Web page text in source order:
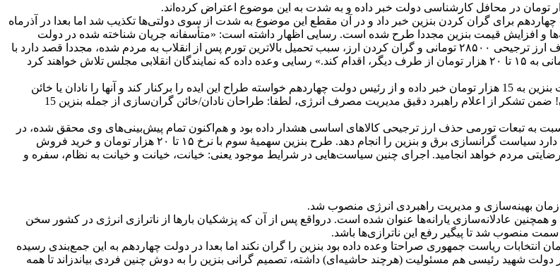
برای گران کردن بنزین خبر داد و در آن مقطع این موضوع به شدت از سوی دولتی‌ها تکذیب شد اما بعدا در آذرماه
افزایش قیمت بنزین مجددا طرح شده است. رسایی اظهار داشته است: «متأسفانه جریان شناخته شده در دولت
چهاردهم که راه‌حل را فقط در آزاد کردن و گران کردن می‌داند و پیش از این هم با حذف ارز ترجیحی ۲۸۵۰۰ تومانی و گران کردن ارز، سبب تحمیل بالاترین تورم پس از انقلاب به مردم شده، مجددا قصد دارد با
کاهش سهمیه بنزین ۱۵۰۰ و ۳۰۰ تومانی از یک طرف و افزایش قیمت بنزین ۵۰۰۰ تومانی به ۱۵ تا ۲۰ هزار تومان از طرف دیگر، اقدام کند.» رسایی وعده داده که نمایندگان انقلابی مجلس تلاش خواهند کرد
مالک شریعتی، از اعضای کمیسیون انرژی مجلس هم از طرح شدن ایده افزایش قیمت بنزین به 15 هزار تومان خبر داده و از رئیس دولت چهاردهم خواسته طراح این ایده را برکنار کند و آنها را نادان یا خائن
نامیده است. این عضو کمیسیون انرژی مجلس گفته است: «جناب آقای دکتر پزشکیان! ضمن تشکر از اعلام راهبرد دقیق مدیریت مصرف انرژی، لطفا: طراحان نادان/خائن گران‌سازی از جمله بنزین 15
تبعات تورمی حذف ارز ترجیحی کالاهای اساسی هشدار داده بود و هم‌اکنون تمام پیش‌بینی‌های وی محقق شده، در
روزهای اخیر به بحث گرانی بنزین واکنش نشان داده و گفته است: «ظاهراً دولت قصد دارد سیاست گرانسازی برق و بنزین را انجام دهد. طرح بنزین سهمیۀ سوم با نرخ ۱۵ تا ۲۰ هزار تومان و خرید فروش
مردم خواهد انجامید. اجرای چنین سیاست‌هایی در شرایط موجود یعنی: خیانت، خیانت و خیانت به نظام، سفره و
عادلانه‌سازی یارانه‌ها عنوان شده است. درواقع پس از آن که پزشکیان بارها از ناترازی انرژی در کشور سخن
منصوب شد تا پیگیر رفع این ناترازی‌ها باشد.
ریاست جمهوری صراحتا وعده داده بود بنزین را گران نکند اما بعدا در دولت چهاردهم به این جمع‌بندی رسیده
شهید رئیسی هم مسئولیت (هرچند حاشیه‌ای) داشته، تصمیم گرانی بنزین را به دوش چنین فردی بیاندزاند تا همه